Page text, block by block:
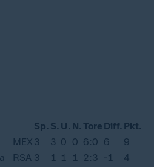
Sp. S. U. N. Tore Diff. Pkt.
MEX 3 3 0 0 6:0 6
9
RSA 3 1 1 1 2:3 -1
4